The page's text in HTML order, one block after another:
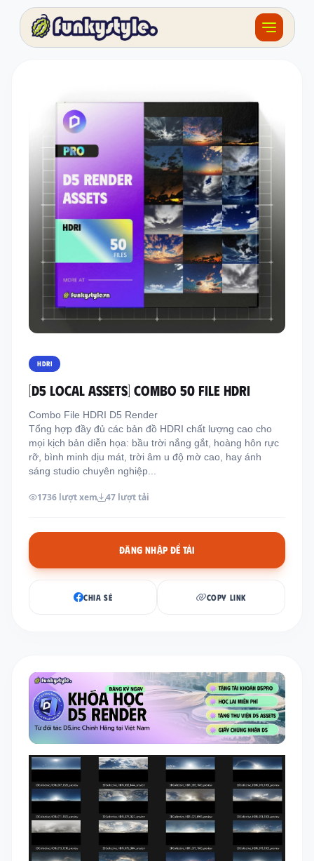
Khóa học
Tài nguyên
Giải thưởng
Đồ án
F.BLOG
Địa chỉ:
Điện thoại:
093 803 9170
Đăng nhập
HDRI
[D5 LOCAL ASSETS] COMBO 50 FILE HDRI
Combo File HDRI D5 Render
Tổng hợp đầy đủ các bản đồ HDRI chất lượng cao cho
mọi kịch bản diễn họa: bầu trời nắng gắt, hoàng hôn rực
rỡ, bình minh dịu mát, trời âm u độ mờ cao, hay ánh
sáng studio chuyên nghiệp...
1736 lượt xem 47 lượt tải
ĐĂNG NHẬP ĐỂ TẢI
CHIA SẺ COPY LINK